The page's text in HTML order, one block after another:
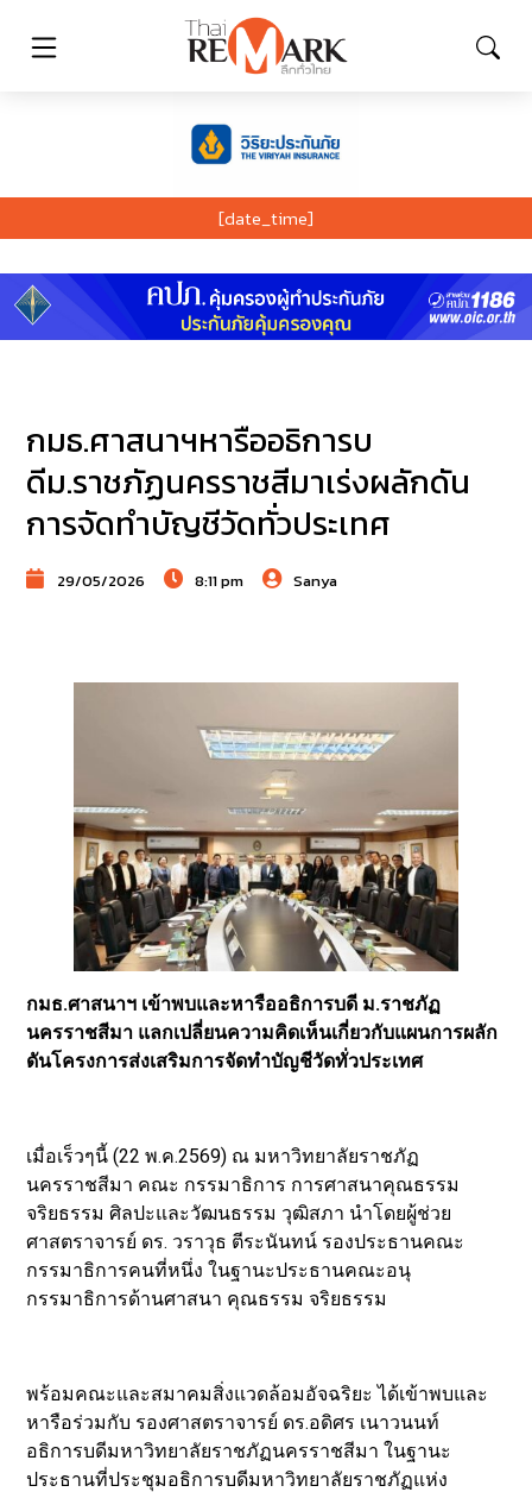
[date_time]
กมธ.ศาสนาฯหารืออธิการบ
ดีม.ราชภัฏนครราชสีมาเร่งผลักดัน
การจัดทำบัญชีวัดทั่วประเทศ
29/05/2026 8:11 pm Sanya
กมธ.ศาสนาฯ เข้าพบและหารืออธิการบดี ม.ราชภัฏ
นครราชสีมา แลกเปลี่ยนความคิดเห็นเกี่ยวกับแผนการผลัก
ดันโครงการส่งเสริมการจัดทำบัญชีวัดทั่วประเทศ
เมื่อเร็วๆนี้ (22 พ.ค.2569) ณ มหาวิทยาลัยราชภัฏ
นครราชสีมา คณะ กรรมาธิการ การศาสนาคุณธรรม
จริยธรรม ศิลปะและวัฒนธรรม วุฒิสภา นำโดยผู้ช่วย
ศาสตราจารย์ ดร. วราวุธ ตีระนันทน์ รองประธานคณะ
กรรมาธิการคนที่หนึ่ง ในฐานะประธานคณะอนุ
กรรมาธิการด้านศาสนา คุณธรรม จริยธรรม
พร้อมคณะและสมาคมสิ่งแวดล้อมอัจฉริยะ ได้เข้าพบและ
หารือร่วมกับ รองศาสตราจารย์ ดร.อดิศร เนาวนนท์
อธิการบดีมหาวิทยาลัยราชภัฏนครราชสีมา ในฐานะ
ประธานที่ประชุมอธิการบดีมหาวิทยาลัยราชภัฏแห่ง